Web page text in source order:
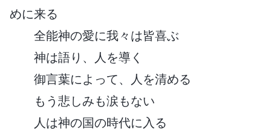
めに来る
全能神の愛に我々は皆喜ぶ
神は語り、人を導く
御言葉によって、人を清める
もう悲しみも涙もない
人は神の国の時代に入る